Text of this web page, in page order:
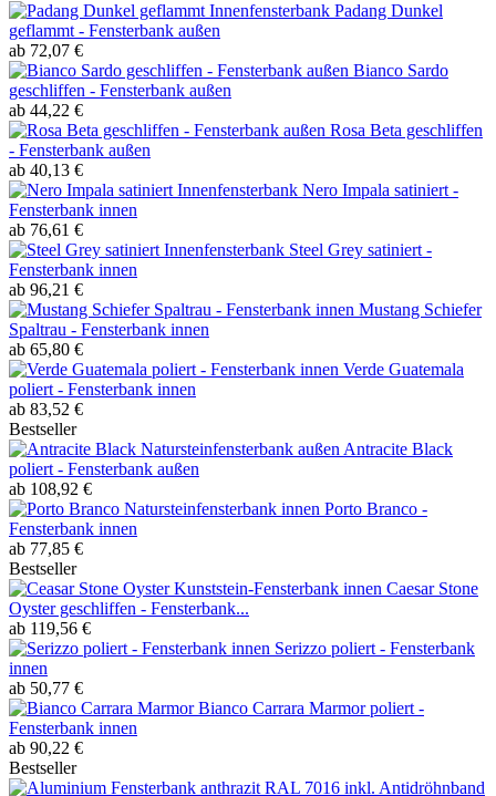
Padang Dunkel
geflammt - Fensterbank außen
ab 72,07 €
Bianco Sardo
geschliffen - Fensterbank außen
ab 44,22 €
Rosa Beta geschliffen
- Fensterbank außen
ab 40,13 €
Nero Impala satiniert -
Fensterbank innen
ab 76,61 €
Steel Grey satiniert -
Fensterbank innen
ab 96,21 €
Mustang Schiefer
Spaltrau - Fensterbank innen
ab 65,80 €
Verde Guatemala
poliert - Fensterbank innen
ab 83,52 €
Bestseller
Antracite Black
poliert - Fensterbank außen
ab 108,92 €
Porto Branco -
Fensterbank innen
ab 77,85 €
Bestseller
Caesar Stone
Oyster geschliffen - Fensterbank...
ab 119,56 €
Serizzo poliert - Fensterbank
innen
ab 50,77 €
Bianco Carrara Marmor poliert -
Fensterbank innen
ab 90,22 €
Bestseller